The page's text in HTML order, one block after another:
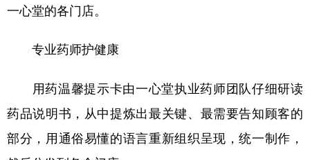
一心堂的各门店。
专业药师护健康
用药温馨提示卡由一心堂执业药师团队仔细研读
药品说明书，从中提炼出最关键、最需要告知顾客的
部分，用通俗易懂的语言重新组织呈现，统一制作，